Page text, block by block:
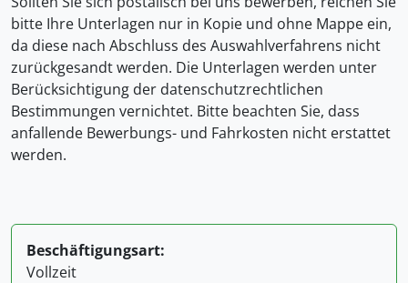
bitte Ihre Unterlagen nur in Kopie und ohne Mappe ein,
da diese nach Abschluss des Auswahlverfahrens nicht
zurückgesandt werden. Die Unterlagen werden unter
Berücksichtigung der datenschutzrechtlichen
Bestimmungen vernichtet. Bitte beachten Sie, dass
anfallende Bewerbungs- und Fahrkosten nicht erstattet
werden.
Beschäftigungsart:
Vollzeit